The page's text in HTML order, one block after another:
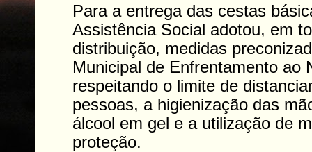
Para a entrega das cestas
Assistência Social adotou, em
distribuição, medidas
Municipal de Enfrentamento ao
respeitando o limite de
pessoas, a higienização das
álcool em gel e a utilização de
proteção.